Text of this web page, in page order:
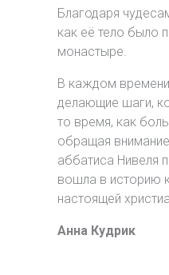
Благодаря
как её тело было
монастыре.
В каждом
делающие шаги,
то время, как
обращая
аббатиса Нивеля
вошла в историю
настоящей
Анна Кудрик